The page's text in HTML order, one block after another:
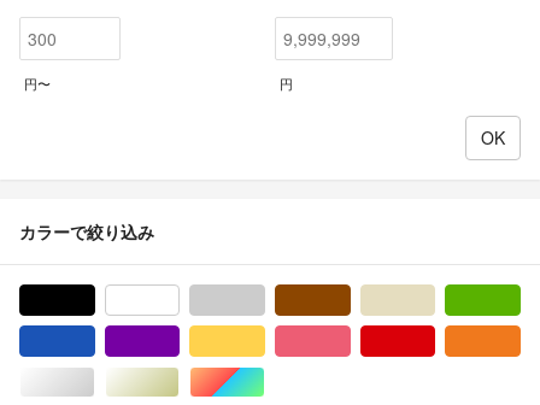
円〜 円
カラーで絞り込み
シルバー/銀色系ゴールド/金色系マルチカラー